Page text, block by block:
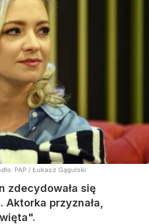
PAP / Łukasz Gągulski
zdecydowała się
przyznała,